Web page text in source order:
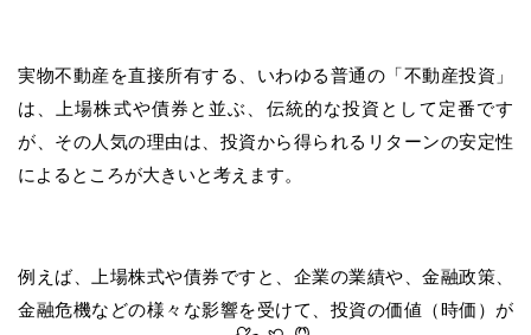
実物不動産を直接所有する、いわゆる普通の「不動産投資」
は、上場株式や債券と並ぶ、伝統的な投資として定番です
が、その人気の理由は、投資から得られるリターンの安定性
によるところが大きいと考えます。
例えば、上場株式や債券ですと、企業の業績や、金融政策、
金融危機などの様々な影響を受けて、投資の価値（時価）が